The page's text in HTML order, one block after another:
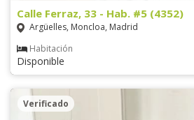
Calle Ferraz, 33 - Hab. #5 (4352)
Argüelles, Moncloa, Madrid
Habitación
Disponible
Verificado